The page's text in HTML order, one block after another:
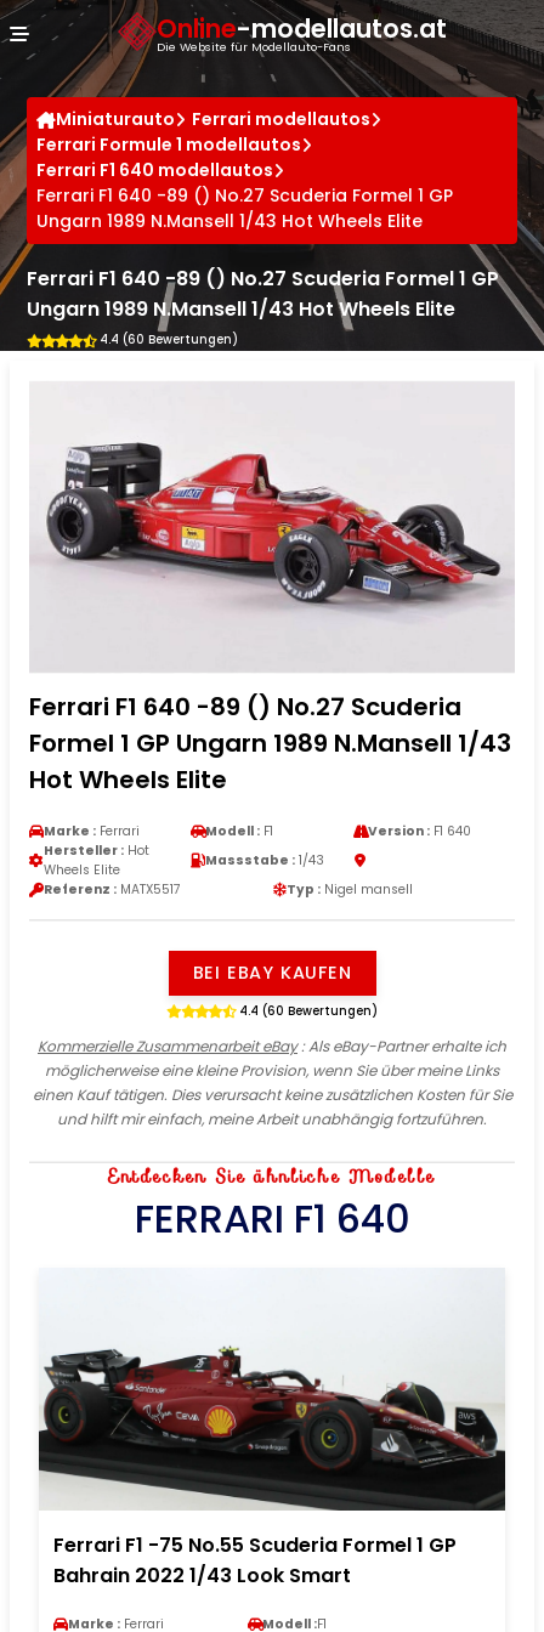
Online-modellautos.at
Die Website für Modellauto-Fans
Miniaturauto
Ferrari modellautos
Ferrari Formule 1 modellautos
Ferrari F1 640 modellautos
Ferrari F1 640 -89 () No.27 Scuderia Formel 1 GP
Ungarn 1989 N.Mansell 1/43 Hot Wheels Elite
Ferrari F1 640 -89 () No.27 Scuderia Formel 1 GP
Ungarn 1989 N.Mansell 1/43 Hot Wheels Elite
4.4 (60 Bewertungen)
Ferrari F1 640 -89 () No.27 Scuderia
Formel 1 GP Ungarn 1989 N.Mansell 1/43
Hot Wheels Elite
Marke : Ferrari Modell : F1 Version :F1 640
Hersteller : Hot
Wheels Elite
Massstabe : 1/43
Referenz : MATX5517 Typ : Nigel mansell
BEI EBAY KAUFEN
4.4 (60 Bewertungen)
Kommerzielle Zusammenarbeit eBay: Als eBay-Partner erhalte ich
möglicherweise eine kleine Provision, wenn Sie über meine Links
einen Kauf tätigen. Dies verursacht keine zusätzlichen Kosten für Sie
und hilft mir einfach, meine Arbeit unabhängig fortzuführen.
Entdecken Sie ähnliche Modelle
FERRARI F1 640
Ferrari F1 -75 No.55 Scuderia Formel 1 GP
Bahrain 2022 1/43 Look Smart
Marke : Ferrari Modell :F1
Cookie-Einstellungen